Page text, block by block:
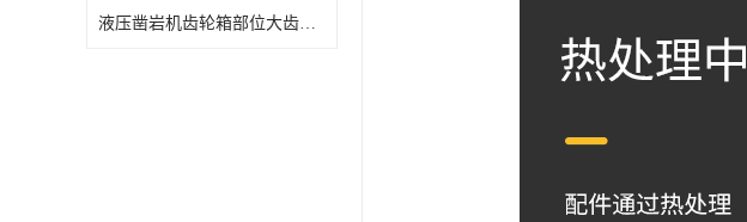
液压凿岩机齿轮箱部位大齿轮 掘进采矿台车18KW液压凿岩机零配件